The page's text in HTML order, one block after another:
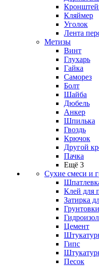
Кляймер
Уголок
Лента
Метизы
Винт
Глухарь
Гайка
Саморез
Болт
Шайба
Дюбель
Анкер
Шпилька
Гвоздь
Крючок
Другой
Пачка
Ещё 3
Сухие смеси и
Клей для
Затирка
Цемент
Гипс
Песок